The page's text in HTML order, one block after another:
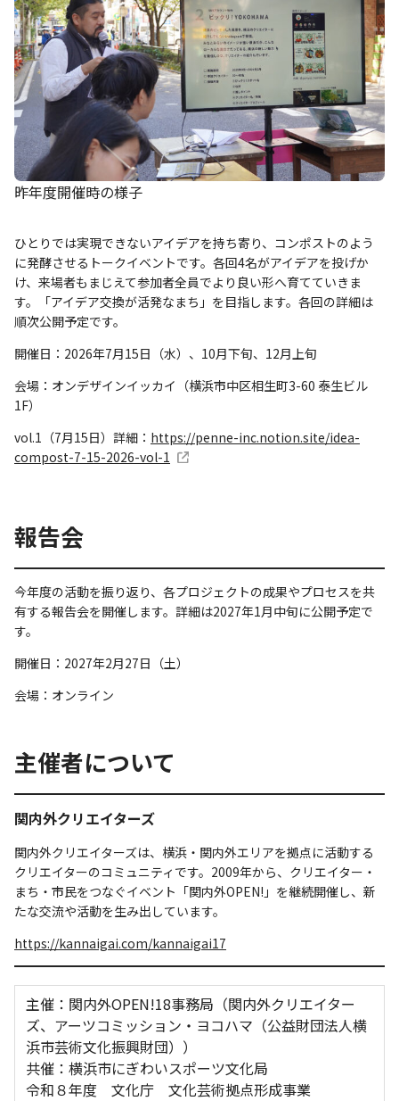
昨年度開催時の様子
ひとりでは実現できないアイデアを持ち寄り、コンポストのよう
に発酵させるトークイベントです。各回4名がアイデアを投げか
け、来場者もまじえて参加者全員でより良い形へ育てていきま
す。「アイデア交換が活発なまち」を目指します。各回の詳細は
順次公開予定です。
開催日：2026年7月15日（水）、10月下旬、12月上旬
会場：オンデザインイッカイ（横浜市中区相生町3-60 泰生ビル
1F）
vol.1（7月15日）詳細： https://penne-inc.notion.site/idea-
compost-7-15-2026-vol-1
報告会
今年度の活動を振り返り、各プロジェクトの成果やプロセスを共
有する報告会を開催します。詳細は2027年1月中旬に公開予定で
す。
開催日：2027年2月27日（土）
会場：オンライン
主催者について
関内外クリエイターズ
関内外クリエイターズは、横浜・関内外エリアを拠点に活動する
クリエイターのコミュニティです。2009年から、クリエイター・
まち・市民をつなぐイベント「関内外OPEN!」を継続開催し、新
たな交流や活動を生み出しています。
https://kannaigai.com/kannaigai17
主催：関内外OPEN!18事務局（関内外クリエイター
ズ、アーツコミッション・ヨコハマ（公益財団法人横
浜市芸術文化振興財団））
共催：横浜市にぎわいスポーツ文化局
令和８年度 文化庁 文化芸術拠点形成事業